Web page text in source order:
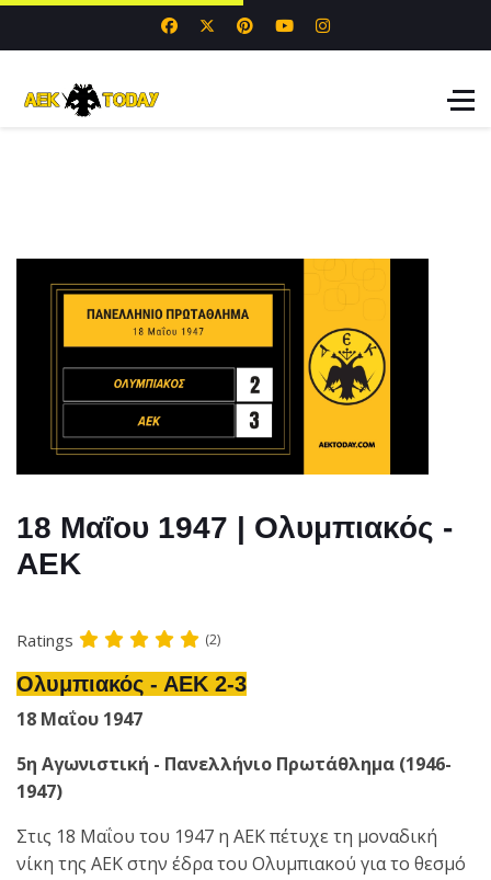
18 Μαΐου 1947 | Ολυμπιακός -
ΑΕΚ
Ratings (2)
Ολυμπιακός - ΑΕΚ 2-3
18 Μαΐου 1947
5η Αγωνιστική - Πανελλήνιο Πρωτάθλημα (1946-
1947)
Στις 18 Μαΐου του 1947 η ΑΕΚ πέτυχε τη μοναδική
νίκη της ΑΕΚ στην έδρα του Ολυμπιακού για το θεσμό